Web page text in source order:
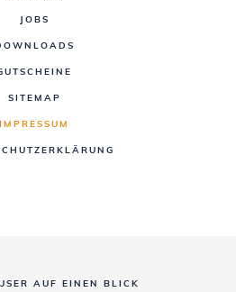
JOBS
SITEMAP
IMPRESSUM
AUF EINEN BLICK